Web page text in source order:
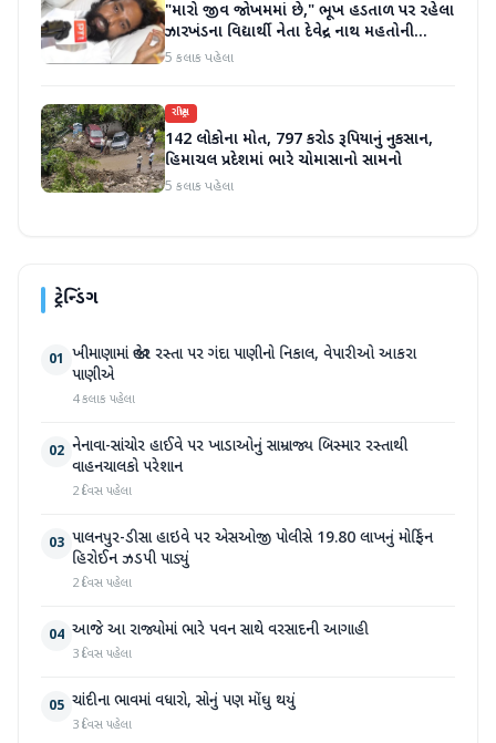
"મારો જીવ જોખમમાં છે," ભૂખ હડતાળ પર રહેલા
ઝારખંડના વિદ્યાર્થી નેતા દેવેન્દ્ર નાથ મહતોની
તબિયત ખરાબ
5 કલાક પહેલા
રાષ્ટ્રીય
142 લોકોના મોત, 797 કરોડ રૂપિયાનું નુકસાન,
હિમાચલ પ્રદેશમાં ભારે ચોમાસાનો સામનો
5 કલાક પહેલા
ટ્રેન્ડિંગ
01 ખીમાણામાં જાહેર રસ્તા પર ગંદા પાણીનો નિકાલ, વેપારીઓ આકરા
પાણીએ
4 કલાક પહેલા
02 નેનાવા-સાંચોર હાઈવે પર ખાડાઓનું સામ્રાજ્ય બિસ્માર રસ્તાથી
વાહનચાલકો પરેશાન
2 દિવસ પહેલા
03 પાલનપુર-ડીસા હાઇવે પર એસઓજી પોલીસે 19.80 લાખનું મોર્ફિન
હિરોઈન ઝડપી પાડ્યું
2 દિવસ પહેલા
04 આજે આ રાજ્યોમાં ભારે પવન સાથે વરસાદની આગાહી
3 દિવસ પહેલા
05 ચાંદીના ભાવમાં વધારો, સોનું પણ મોંઘુ થયું
3 દિવસ પહેલા